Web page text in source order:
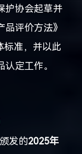
护协会起草并
评价方法》
标准，并以此
定工作。
发的2025年